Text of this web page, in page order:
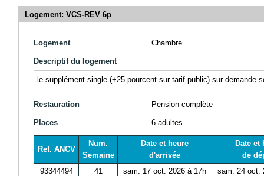
Logement: VCS-REV 6p
Logement Chambre
Descriptif du logement
le supplément single (+25 pourcent sur tarif public) sur demande
Restauration Pension complète
Places 6 adultes
Ref. ANCV
Num.
Semaine
Date et heure
d'arrivée
Date et
de
93344494
41 sam. 17 oct. 2026 à 17h sam. 24 oct.